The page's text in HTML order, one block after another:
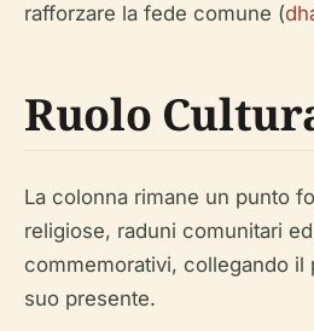
rafforzare la fede comune (
Ruolo
La colonna rimane un punto
religiose, raduni comunitari
commemorativi, collegando il
suo presente.